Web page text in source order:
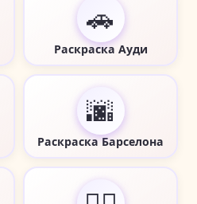
🚗
Раскраска Ауди
🌆
Раскраска Барселона